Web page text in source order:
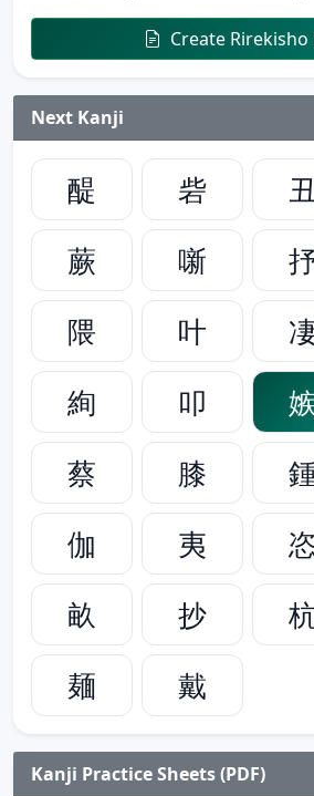
Create
Next Kanji
醍 砦
蕨
噺
隈
叶
絢
叩
蔡
膝
伽
夷
畝
抄
麺
戴
Kanji Practice Sheets (PDF)